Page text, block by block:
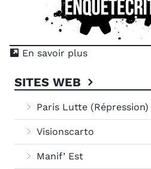
En savoir plus
SITES WEB
Paris Lutte (Répression)
Visionscarto
Manif’ Est